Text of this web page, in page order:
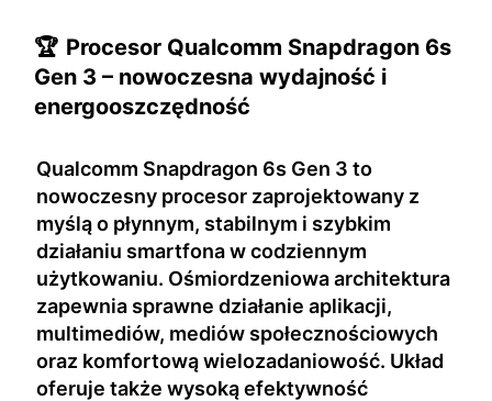
🏆 Procesor Qualcomm Snapdragon 6s
Gen 3 – nowoczesna wydajność i
energooszczędność
Qualcomm Snapdragon 6s Gen 3 to
nowoczesny procesor zaprojektowany z
myślą o płynnym, stabilnym i szybkim
działaniu smartfona w codziennym
użytkowaniu. Ośmiordzeniowa architektura
zapewnia sprawne działanie aplikacji,
multimediów, mediów społecznościowych
oraz komfortową wielozadaniowość. Układ
oferuje także wysoką efektywność